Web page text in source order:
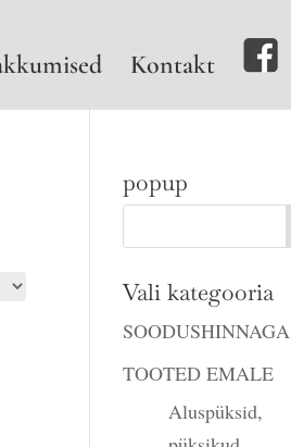
Kontakt
popup
Vali kategooria
SOODUSHINNAGA
TOOTED EMALE
Aluspüksid,